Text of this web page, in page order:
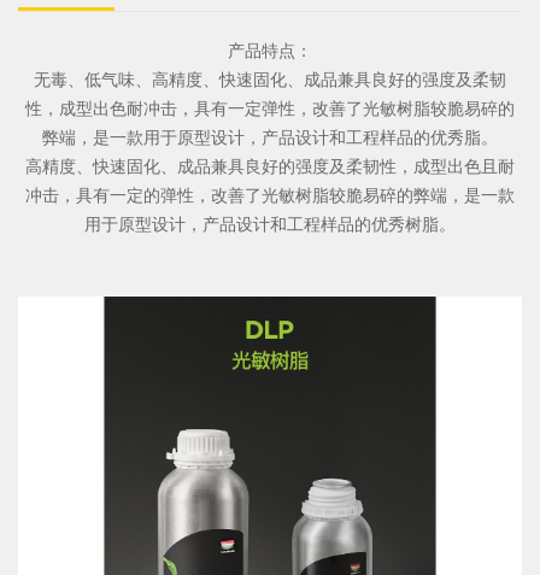
产品特点：
无毒、低气味、高精度、快速固化、成品兼具良好的强度及柔韧
性，成型出色耐冲击，具有一定弹性，改善了光敏树脂较脆易碎的
弊端，是一款用于原型设计，产品设计和工程样品的优秀脂。
高精度、快速固化、成品兼具良好的强度及柔韧性，成型出色且耐
冲击，具有一定的弹性，改善了光敏树脂较脆易碎的弊端，是一款
用于原型设计，产品设计和工程样品的优秀树脂。